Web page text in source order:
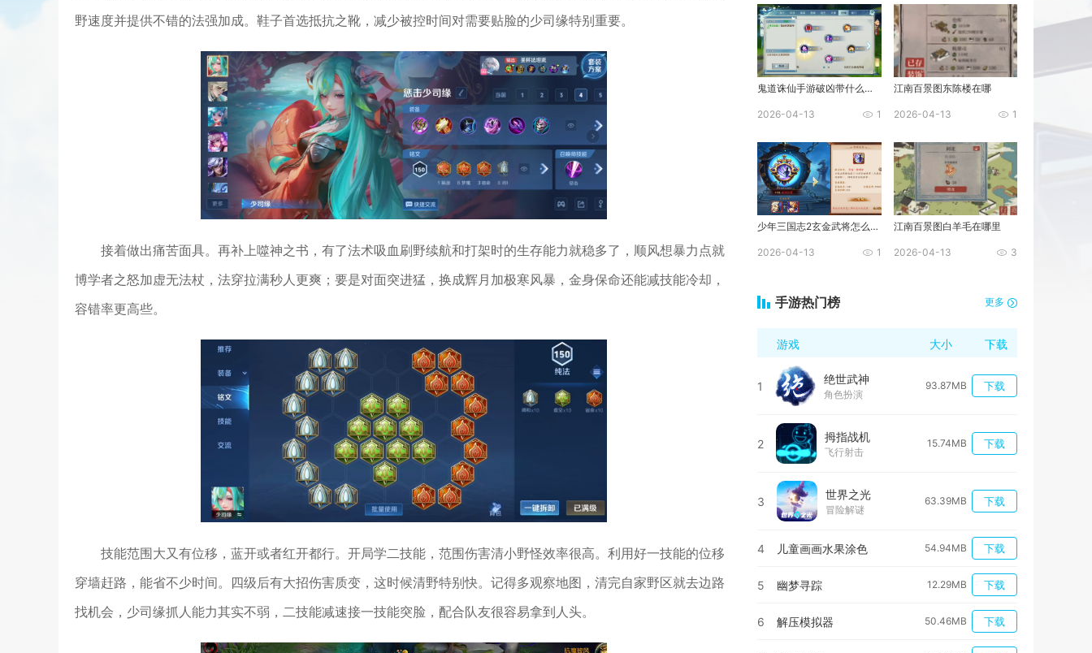
野速度并提供不错的法强加成。鞋子首选抵抗之靴，减少被控时间对需要贴脸的少司缘特别重要。
接着做出痛苦面具。再补上噬神之书，有了法术吸血刷野续航和打架时的生存能力就稳多了，顺风想暴力点就
博学者之怒加虚无法杖，法穿拉满秒人更爽；要是对面突进猛，换成辉月加极寒风暴，金身保命还能减技能冷却，
容错率更高些。
技能范围大又有位移，蓝开或者红开都行。开局学二技能，范围伤害清小野怪效率很高。利用好一技能的位移
穿墙赶路，能省不少时间。四级后有大招伤害质变，这时候清野特别快。记得多观察地图，清完自家野区就去边路
找机会，少司缘抓人能力其实不弱，二技能减速接一技能突脸，配合队友很容易拿到人头。
鬼道诛仙手游破凶带什么技能
2026-04-13 1
江南百景图东陈楼在哪
2026-04-13 1
少年三国志2玄金武将怎么化神
2026-04-13 1
江南百景图白羊毛在哪里
2026-04-13 3
手游热门榜 更多
游戏 大小 下载
1
绝世武神
角色扮演
93.87MB 下载
2
拇指战机
飞行射击
15.74MB 下载
3
世界之光
冒险解谜
63.39MB 下载
4 儿童画画水果涂色 54.94MB 下载
5 幽梦寻踪 12.29MB 下载
6 解压模拟器 50.46MB 下载